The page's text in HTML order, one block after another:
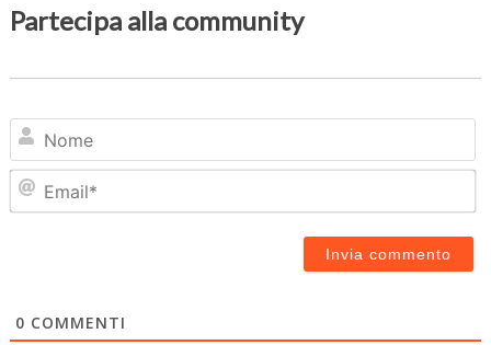
Partecipa alla community
0 COMMENTI